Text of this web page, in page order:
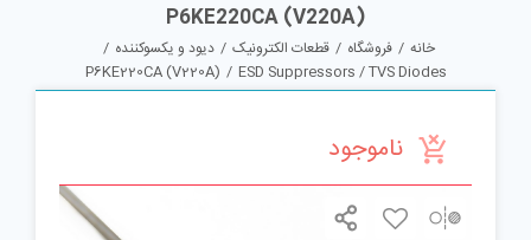
P6KE220CA (V220A)
خانه / فروشگاه / قطعات الکترونیک / دیود و یکسوکننده /
ESD Suppressors / TVS Diodes
/
P6KE220CA (V220A)
ناموجود